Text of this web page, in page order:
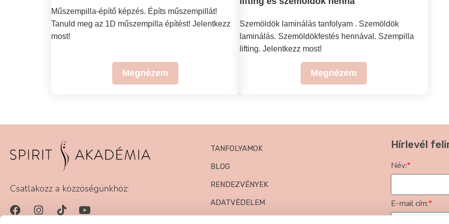
Műszempilla-építő képzés. Építs műszempillát!
Tanuld meg az 1D műszempilla építést! Jelentkezz
most!
Megnézem
Szemöldök laminálás tanfolyam . Szemöldök
laminálás. Szemöldökfestés hennával. Szempilla
lifting. Jelentkezz most!
Megnézem
Csatlakozz a közzöségünkhöz:
TANFOLYAMOK
BLOG
RENDEZVÉNYEK
ADATVÉDELEM
Hírlevél
Név:*
E-mail cím:*